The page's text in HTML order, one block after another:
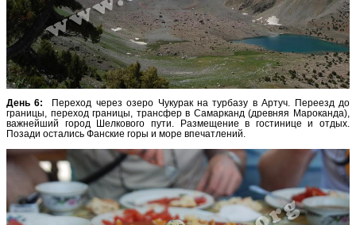
День 6:
Переход через озеро Чукурак на турбазу в Артуч. Переезд до
границы, переход границы, трансфер в Самарканд (древняя Мароканда),
важнейший город Шелкового пути. Размещение в гостинице и отдых.
Позади остались Фанские горы и море впечатлений.